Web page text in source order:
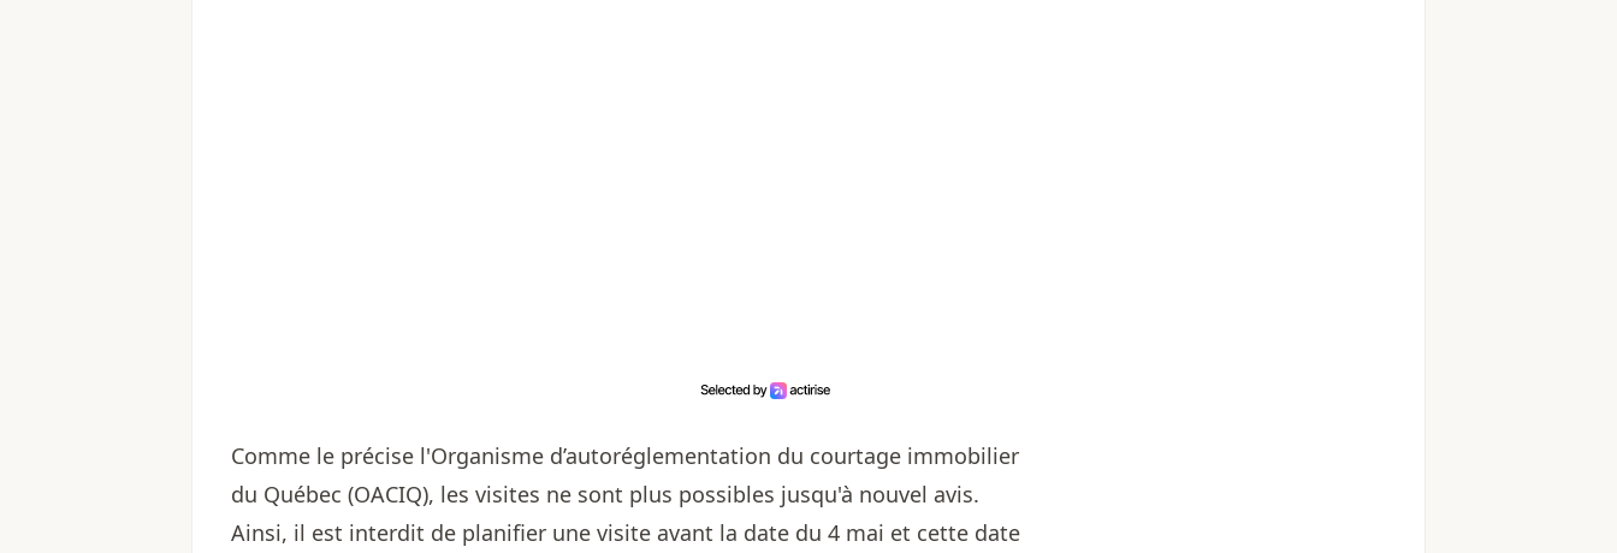
Comme le précise l'Organisme d’autoréglementation du courtage immobilier
du Québec (OACIQ), les visites ne sont plus possibles jusqu'à nouvel avis.
Ainsi, il est interdit de planifier une visite avant la date du 4 mai et cette date